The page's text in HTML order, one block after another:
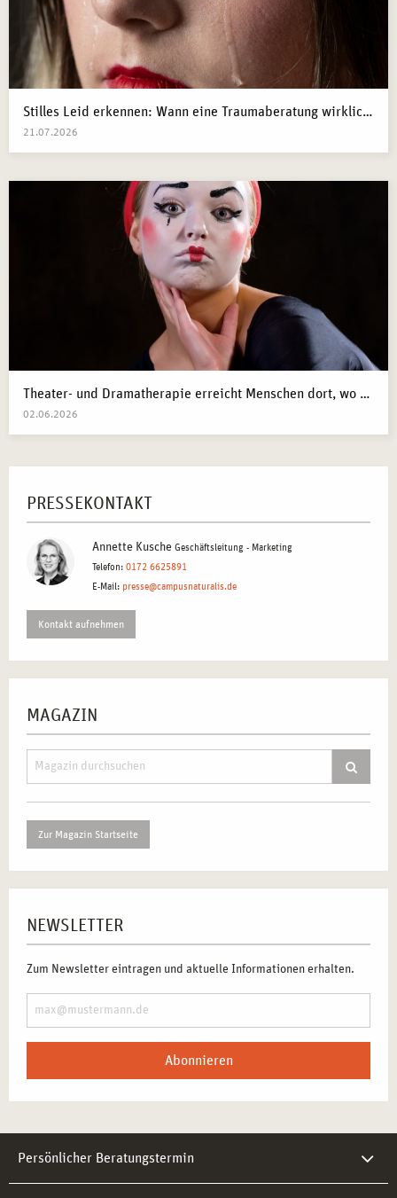
Stilles Leid erkennen: Wann eine Traumaberatung wirklich der richtige Schritt ist
21.07.2026
Theater- und Dramatherapie erreicht Menschen dort, wo Worte manchmal nicht mehr weiterkommen.
02.06.2026
PRESSEKONTAKT
Annette Kusche Geschäftsleitung - Marketing
Telefon: 0172 6625891
E-Mail: presse@campusnaturalis.de
Kontakt aufnehmen
MAGAZIN
Zur Magazin Startseite
NEWSLETTER
Zum Newsletter eintragen und aktuelle Informationen erhalten.
Abonnieren
Persönlicher Beratungstermin